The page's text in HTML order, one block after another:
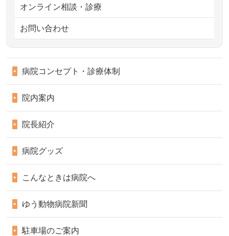
オンライン相談・診療
お問い合わせ
病院コンセプト・診療体制
院内案内
院長紹介
病院グッズ
こんなときは病院へ
ゆう動物病院新聞
駐車場のご案内